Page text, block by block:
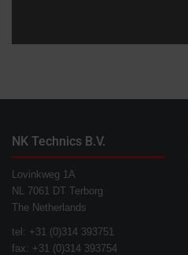
NK Technics B.V.
Lovinkweg 1A
NL 7061 DT Terborg
The Netherlands
tel: +31 (0)314 393751
fax: +31 (0)314 393754